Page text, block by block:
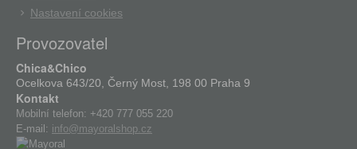
Nastavení cookies
Provozovatel
Chica&Chico
Ocelkova 643/20, Černý Most, 198 00 Praha 9
Kontakt
Mobilní telefon: +420 777 055 220
E-mail: info@mayoralshop.cz